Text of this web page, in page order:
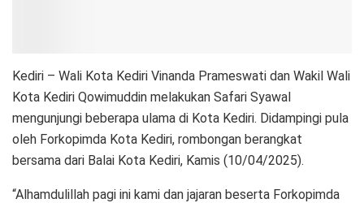
Kediri – Wali Kota Kediri Vinanda Prameswati dan Wakil Wali
Kota Kediri Qowimuddin melakukan Safari Syawal
mengunjungi beberapa ulama di Kota Kediri. Didampingi pula
oleh Forkopimda Kota Kediri, rombongan berangkat
bersama dari Balai Kota Kediri, Kamis (10/04/2025).
“Alhamdulillah pagi ini kami dan jajaran beserta Forkopimda